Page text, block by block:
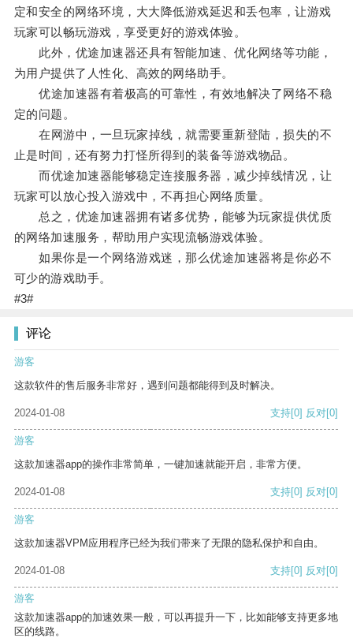
定和安全的网络环境，大大降低游戏延迟和丢包率，让游戏
玩家可以畅玩游戏，享受更好的游戏体验。
此外，优途加速器还具有智能加速、优化网络等功能，
为用户提供了人性化、高效的网络助手。
优途加速器有着极高的可靠性，有效地解决了网络不稳
定的问题。
在网游中，一旦玩家掉线，就需要重新登陆，损失的不
止是时间，还有努力打怪所得到的装备等游戏物品。
而优途加速器能够稳定连接服务器，减少掉线情况，让
玩家可以放心投入游戏中，不再担心网络质量。
总之，优途加速器拥有诸多优势，能够为玩家提供优质
的网络加速服务，帮助用户实现流畅游戏体验。
如果你是一个网络游戏迷，那么优途加速器将是你必不
可少的游戏助手。
#3#
评论
游客
这款软件的售后服务非常好，遇到问题都能得到及时解决。
2024-01-08 支持[0] 反对[0]
游客
这款加速器app的操作非常简单，一键加速就能开启，非常方便。
2024-01-08 支持[0] 反对[0]
游客
这款加速器VPM应用程序已经为我们带来了无限的隐私保护和自由。
2024-01-08 支持[0] 反对[0]
游客
这款加速器app的加速效果一般，可以再提升一下，比如能够支持更多地
区的线路。